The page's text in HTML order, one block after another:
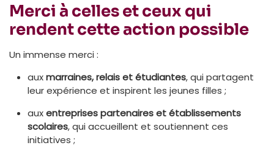
Merci à celles et ceux qui
rendent cette action possible
Un immense merci :
auxmarraines, relais et étudiantes, qui partagent
leur expérience et inspirent les jeunes filles ;
auxentreprises partenaires et établissements
scolaires, qui accueillent et soutiennent ces
initiatives ;